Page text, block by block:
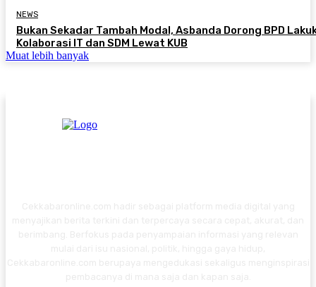
NEWS
Bukan Sekadar Tambah Modal, Asbanda Dorong BPD
Kolaborasi IT dan SDM Lewat KUB
Muat lebih banyak